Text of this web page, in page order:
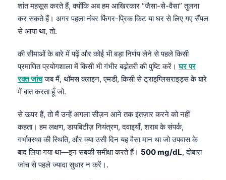
शांत महसूस करते हैं, क्योंकि अब हम आखिरकार “जैसा-से-वैसा” तुलना
कर सकते हैं। अगर पहला नंबर फिंगर-प्रिक किट या घर से लिए गए सैंपल
से आया था, तो.
की सीमाओं के बारे में पढ़ें और कोई भी बड़ा निर्णय लेने से पहले किसी
प्रमाणित प्रयोगशाला में किसी भी गंभीर बढ़ोतरी की पुष्टि करें।घर पर
रक्त जांचजब मैं, थॉमस क्लाइन, एमडी, किसी से ट्राइग्लिसराइड्स के बारे
में बात करता हूँ जो.
से ऊपर हैं, तो मैं उन्हें अगला सीज़न आने तक इंतज़ार करने को नहीं
कहता। हम लक्षण, डायबिटीज़ नियंत्रण, दवाइयाँ, शराब के संपर्क,
गर्भावस्था की स्थिति, और क्या उसी दिन यह वैसा मान था जो उपवास के
बाद लिया गया था—इन सबकी समीक्षा करते हैं। 500 mg/dL, दोबारा
जांच से पहले ज्यादा सुधार न करें।.
Català
Қазақ тілі
Suomi
Hrvatski
Slovenčina
كوردی‎
پښتو
සිංහල
অসমীয়া